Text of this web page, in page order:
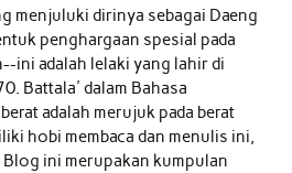
menjuluki dirinya sebagai Daeng
penghargaan spesial pada
ini adalah lelaki yang lahir di
Battala' dalam Bahasa
adalah merujuk pada berat
hobi membaca dan menulis ini,
ini merupakan kumpulan